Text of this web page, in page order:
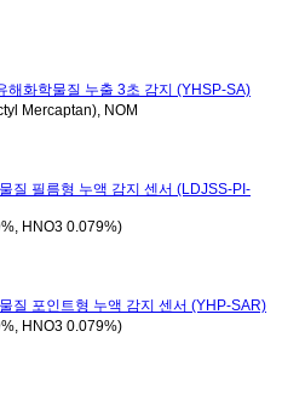
해화학물질 누출 3초 감지 (YHSP-SA)
Mercaptan), NOM
질 필름형 누액 감지 센서 (LDJSS-PI-
HNO3 0.079%)
질 포인트형 누액 감지 센서 (YHP-SAR)
HNO3 0.079%)